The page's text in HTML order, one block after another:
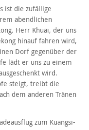
ist die zufällige
abendlichen
Herr Khuai, der uns
hinauf fahren wird,
Dorf gegenüber der
lädt er uns zu einem
wird.
steigt, treibt die
dem anderen Tränen
zum Kuangsi-